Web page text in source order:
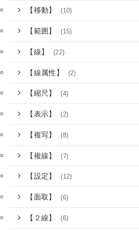
【移動】 (10)
【範囲】 (15)
【線】 (22)
【線属性】 (2)
【縮尺】 (4)
【表示】 (2)
【複写】 (8)
【複線】 (7)
【設定】 (12)
【面取】 (6)
【２線】 (6)